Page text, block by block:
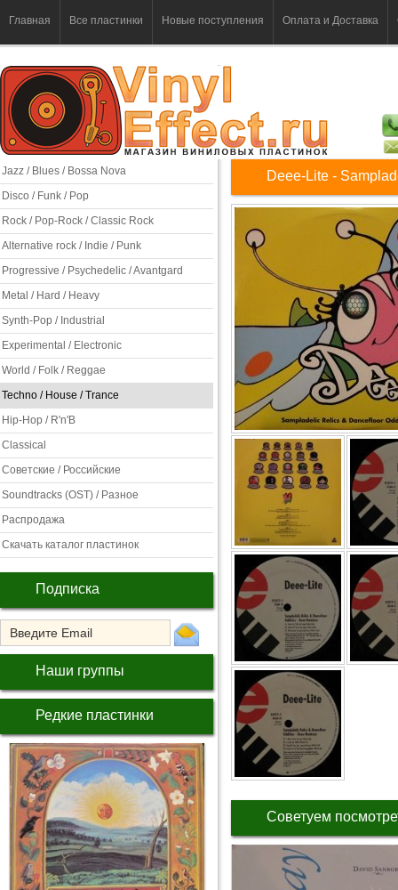
Главная Все пластинки Новые поступления Оплата и Доставка
Jazz / Blues / Bossa Nova
Disco / Funk / Pop
Rock / Pop-Rock / Classic Rock
Alternative rock / Indie / Punk
Progressive / Psychedelic / Avantgard
Metal / Hard / Heavy
Synth-Pop / Industrial
Experimental / Electronic
World / Folk / Reggae
Techno / House / Trance
Hip-Hop / R'n'B
Classical
Советские / Российские
Soundtracks (OST) / Разное
Распродажа
Скачать каталог пластинок
Подписка
Наши группы
Редкие пластинки
Deee-Lite -
Советуем